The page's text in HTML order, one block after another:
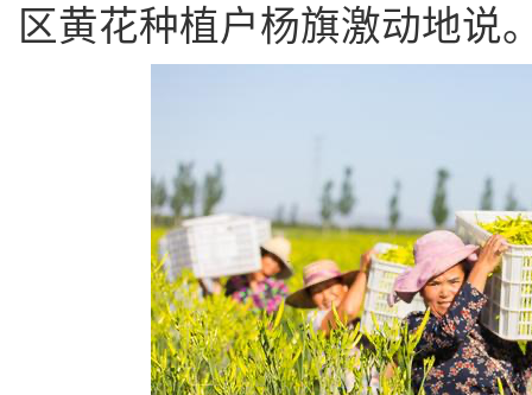
区黄花种植户杨旗激动地说